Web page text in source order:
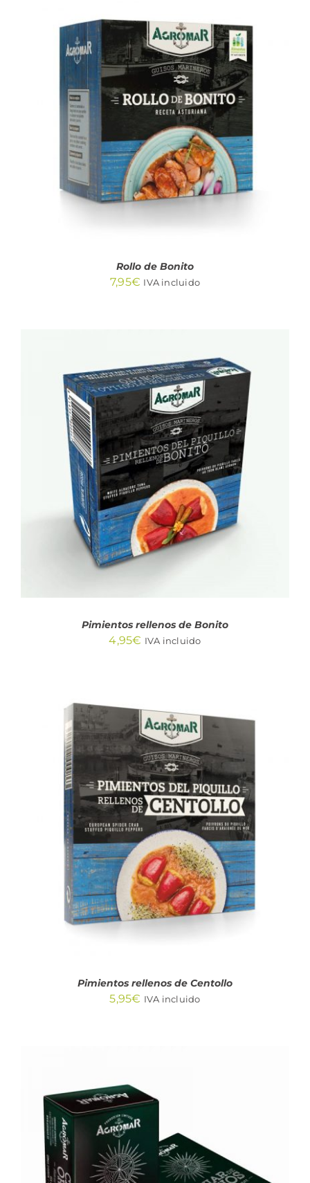
AÑADIR AL CARRITO
/
DETALLES
Rollo de Bonito
7,95€ IVA incluido
AÑADIR AL CARRITO
/
DETALLES
Pimientos rellenos de Bonito
4,95€ IVA incluido
AÑADIR AL CARRITO
/
DETALLES
Pimientos rellenos de Centollo
5,95€ IVA incluido
AÑADIR AL CARRITO /